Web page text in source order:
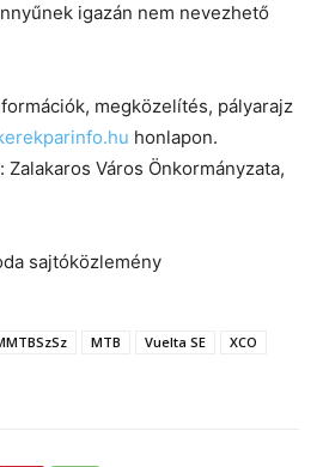
igazán nem nevezhető
megközelítés, pályarajz
honlapon.
Város Önkormányzata,
sajtóközlemény
MTB Vuelta SE
XCO